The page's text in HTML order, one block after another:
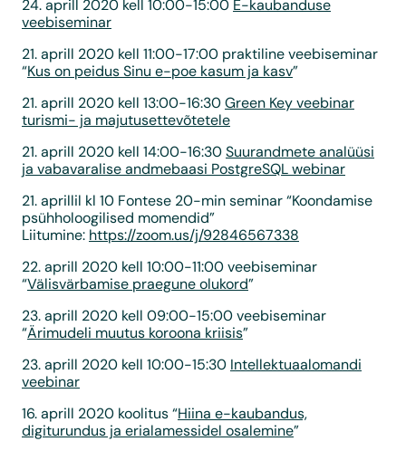
24. aprill 2020 kell 10:00-15:00 E-kaubanduse
veebiseminar
21. aprill 2020 kell 11:00-17:00 praktiline veebiseminar
“Kus on peidus Sinu e-poe kasum ja kasv”
21. aprill 2020 kell 13:00-16:30 Green Key veebinar
turismi- ja majutusettevõtetele
21. aprill 2020 kell 14:00-16:30 Suurandmete analüüsi
ja vabavaralise andmebaasi PostgreSQL webinar
21. aprillil kl 10 Fontese 20-min seminar “Koondamise
psühholoogilised momendid”
Liitumine: https://zoom.us/j/92846567338
22. aprill 2020 kell 10:00-11:00 veebiseminar
“Välisvärbamise praegune olukord”
23. aprill 2020 kell 09:00-15:00 veebiseminar
“Ärimudeli muutus koroona kriisis”
23. aprill 2020 kell 10:00-15:30 Intellektuaalomandi
veebinar
16. aprill 2020 koolitus “Hiina e-kaubandus,
digiturundus ja erialamessidel osalemine”